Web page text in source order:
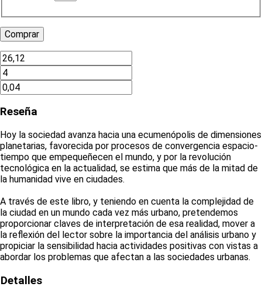
Reseña
Hoy la sociedad avanza hacia una ecumenópolis de dimensiones
planetarias, favorecida por procesos de convergencia espacio-
tiempo que empequeñecen el mundo, y por la revolución
tecnológica en la actualidad, se estima que más de la mitad de
la humanidad vive en ciudades.
A través de este libro, y teniendo en cuenta la complejidad de
la ciudad en un mundo cada vez más urbano, pretendemos
proporcionar claves de interpretación de esa realidad, mover a
la reflexión del lector sobre la importancia del análisis urbano y
propiciar la sensibilidad hacia actividades positivas con vistas a
abordar los problemas que afectan a las sociedades urbanas.
Detalles